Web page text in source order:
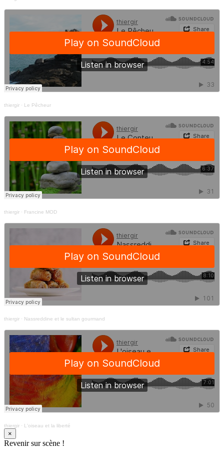
thiergir · Le Pêcheur
thiergir · Francine MOD
thiergir · Nassreddine et le sultan gourmand
thiergir · L'oiseau et la liberté
×
Revenir sur scène !